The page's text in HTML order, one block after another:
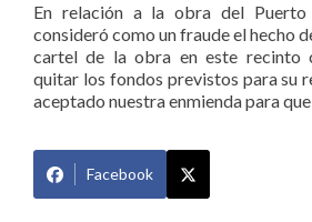
En relación a la obra del Puerto
consideró como un fraude el hecho
cartel de la obra en este recinto
quitar los fondos previstos para su
aceptado nuestra enmienda para que
Facebook